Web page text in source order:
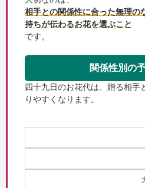
相手との関係性に合った無理の
持ちが伝わるお花を選ぶこと
です。
関係性別の
四十九日のお花代は、贈る相手
りやすくなります。